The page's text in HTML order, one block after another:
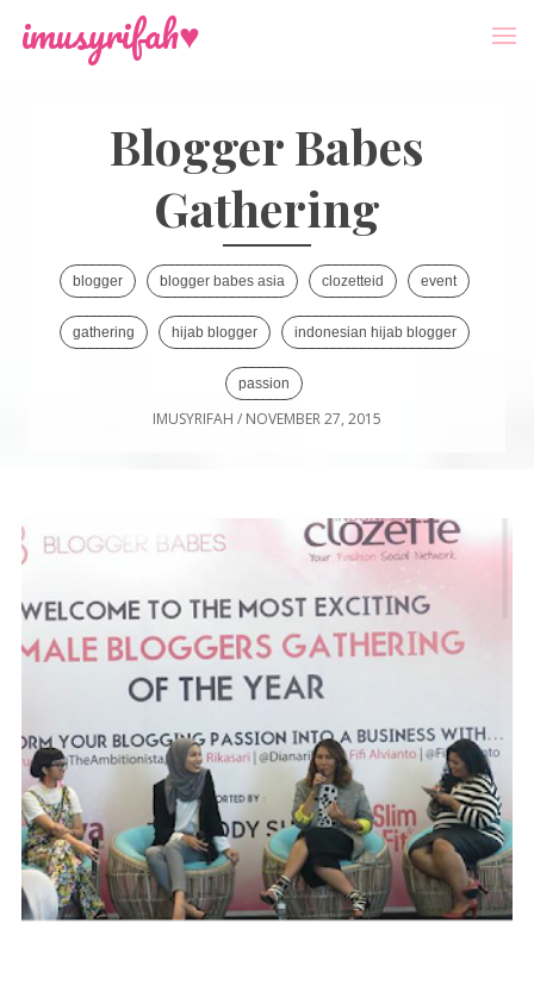
imusyrifah♥
Blogger Babes
Gathering
blogger blogger babes asia clozetteid event
gathering hijab blogger indonesian hijab blogger
passion
IMUSYRIFAH / NOVEMBER 27, 2015